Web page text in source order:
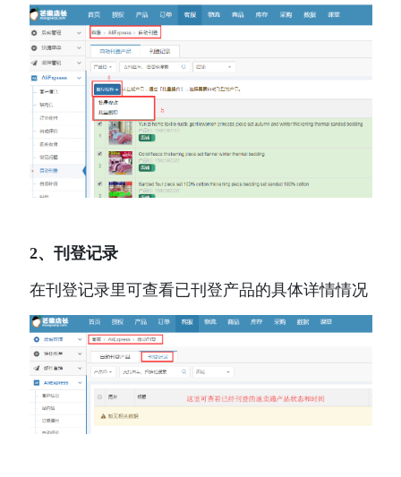
2、刊登记录
在刊登记录里可查看已刊登产品的具体详情情况